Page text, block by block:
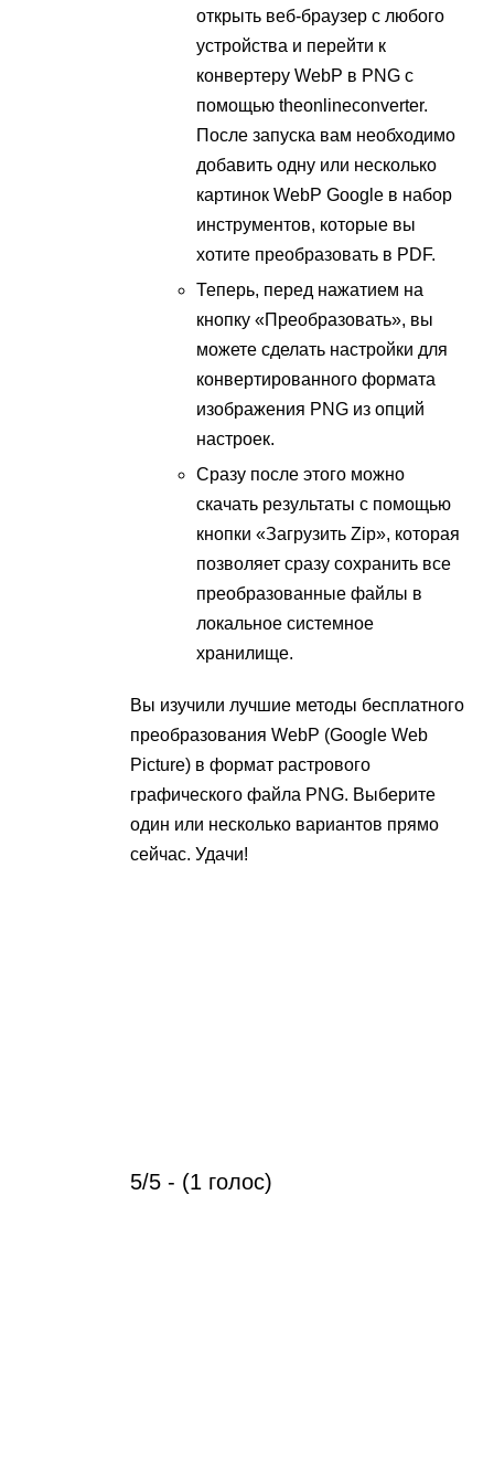
открыть веб-браузер с любого
устройства и перейти к
конвертеру WebP в PNG с
помощью theonlineconverter.
После запуска вам необходимо
добавить одну или несколько
картинок WebP Google в набор
инструментов, которые вы
хотите преобразовать в PDF.
Теперь, перед нажатием на
кнопку «Преобразовать», вы
можете сделать настройки для
конвертированного формата
изображения PNG из опций
настроек.
Сразу после этого можно
скачать результаты с помощью
кнопки «Загрузить Zip», которая
позволяет сразу сохранить все
преобразованные файлы в
локальное системное
хранилище.
Вы изучили лучшие методы бесплатного
преобразования WebP (Google Web
Picture) в формат растрового
графического файла PNG. Выберите
один или несколько вариантов прямо
сейчас. Удачи!
5/5 - (1 голос)